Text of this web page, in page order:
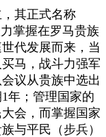
其正式名称
掌握在罗马贵族
代发展而来，当
马，战斗力强军
议从贵族中选出
年；管理国家的
会，而掌握国家
与平民（步兵）